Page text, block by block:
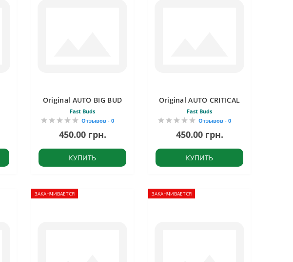
Original AUTO BIG BUD
Fast Buds
Отзывов - 0
450.00 грн.
КУПИТЬ
Original AUTO CRITICAL
Fast Buds
Отзывов - 0
450.00 грн.
КУПИТЬ
ЗАКАНЧИВАЕТСЯ ЗАКАНЧИВАЕТСЯ